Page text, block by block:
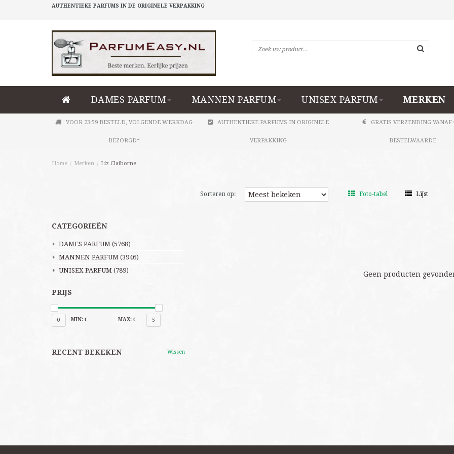
AUTHENTIEKE PARFUMS IN DE ORIGINELE VERPAKKING
DAMES PARFUM MANNEN PARFUM UNISEX PARFUM MERKEN
VOOR 23:59 BESTELD, VOLGENDE WERKDAG
BEZORGD*
AUTHENTIEKE PARFUMS IN ORIGINELE
VERPAKKING
GRATIS VERZENDING VANAF
BESTELWAARDE
Home / Merken / Liz Claiborne
Sorteren op: Foto-tabel Lijst
CATEGORIEËN
DAMES PARFUM (5768)
MANNEN PARFUM (3946)
UNISEX PARFUM (789)
PRIJS
0 MIN: € MAX: € 5
RECENT BEKEKEN Wissen
Geen producten